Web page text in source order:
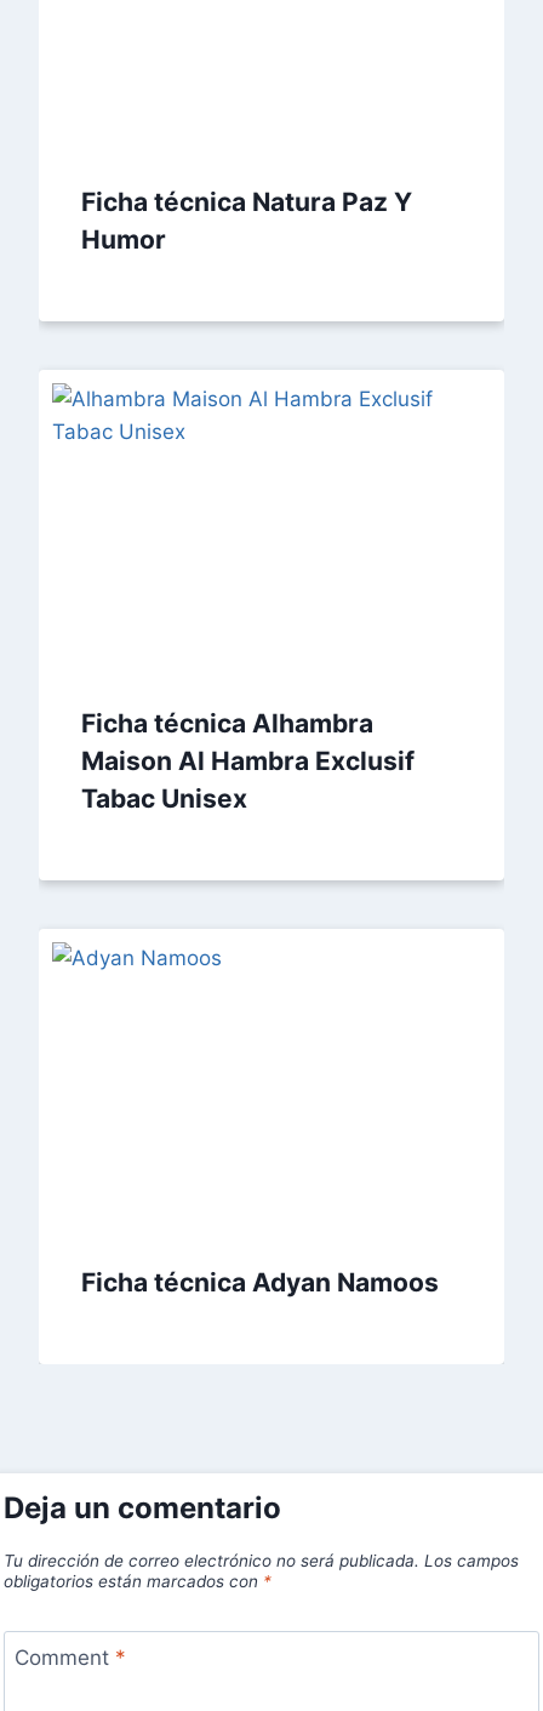
Ficha técnica Natura Paz Y
Humor
Ficha técnica Alhambra
Maison Al Hambra Exclusif
Tabac Unisex
Ficha técnica Adyan Namoos
Deja un comentario
Tu dirección de correo electrónico no será publicada. Los campos
obligatorios están marcados con *
Comment *